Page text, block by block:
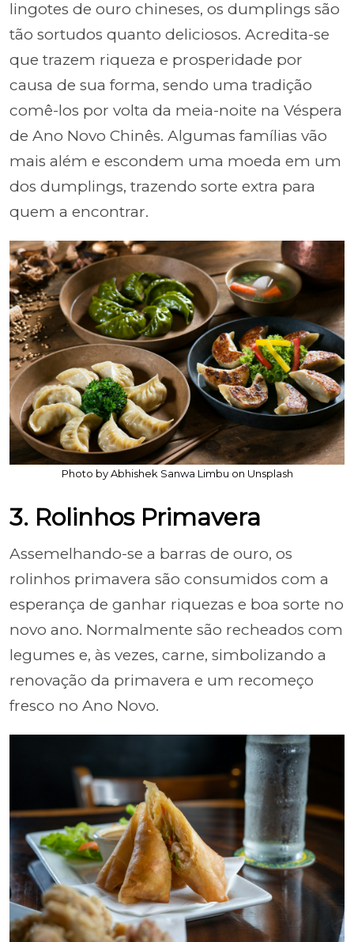
lingotes de ouro chineses, os dumplings são
tão sortudos quanto deliciosos. Acredita-se
que trazem riqueza e prosperidade por
causa de sua forma, sendo uma tradição
comê-los por volta da meia-noite na Véspera
de Ano Novo Chinês. Algumas famílias vão
mais além e escondem uma moeda em um
dos dumplings, trazendo sorte extra para
quem a encontrar.
Photo by Abhishek Sanwa Limbu on Unsplash
3. Rolinhos Primavera
Assemelhando-se a barras de ouro, os
rolinhos primavera são consumidos com a
esperança de ganhar riquezas e boa sorte no
novo ano. Normalmente são recheados com
legumes e, às vezes, carne, simbolizando a
renovação da primavera e um recomeço
fresco no Ano Novo.